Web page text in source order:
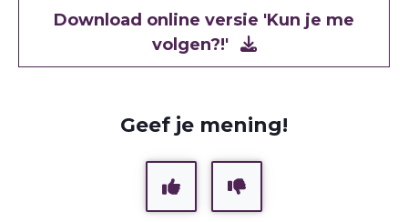
Document
Download online versie 'Kun je me
volgen?!'
Geef je mening!